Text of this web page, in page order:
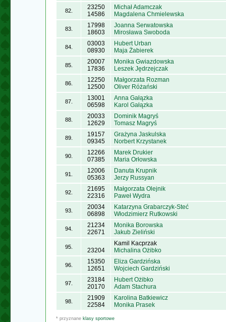
82.
23250
14586
Michał Adamczak
Magdalena Chmielewska
83.
17998
18603
Joanna Serwatowska
Mirosława Swoboda
84.
03003
08930
Hubert Urban
Maja Żabierek
85.
20007
17836
Monika Gwiazdowska
Leszek Jędrzejczak
86.
12250
12500
Małgorzata Rozman
Oliver Różański
87.
13001
06598
Anna Gałązka
Karol Gałązka
88.
20033
12629
Dominik Magryś
Tomasz Magryś
89.
19157
09345
Grażyna Jaskulska
Norbert Krzystanek
90.
12266
07385
Marek Drukier
Maria Orłowska
91.
12006
05363
Danuta Krupnik
Jerzy Russyan
92.
21695
22316
Małgorzata Olejnik
Paweł Wydra
93.
20034
06898
Katarzyna Grabarczyk-Steć
Włodzimierz Rutkowski
94.
21234
22671
Monika Borowska
Jakub Zieliński
95. 23204
Kamil Kacprzak
Michalina Ożibko
96.
15350
12651
Eliza Gardzińska
Wojciech Gardziński
97.
23184
20170
Hubert Ożibko
Adam Stachura
98.
21909
22584
Karolina Batkiewicz
Monika Prasek
* przyznane klasy sportowe